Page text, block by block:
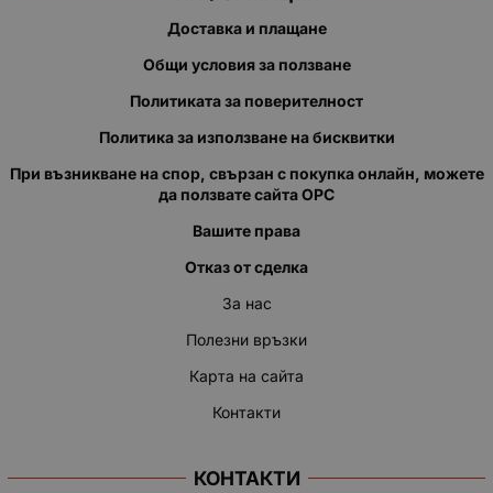
Доставка и плащане
Общи условия за ползване
Политиката за поверителност
Политика за използване на бисквитки
При възникване на спор, свързан с покупка онлайн, можете
да ползвате сайта ОРС
Вашите права
Отказ от сделка
За нас
Полезни връзки
Карта на сайта
Контакти
КОНТАКТИ